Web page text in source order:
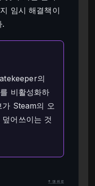
임시 해결책이
.
의
비활성화하
가 Steam의 오
어쓰이는 것
↑ 맨 위로